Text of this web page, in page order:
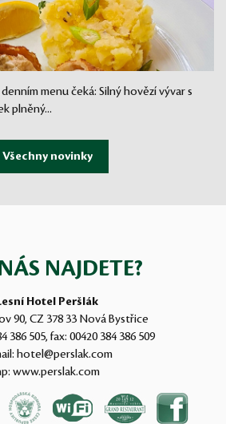
denním menu čeká: Silný hovězí vývar s
plněný...
NAJDETE?
Hotel Peršlák
90, CZ 378 33 Nová Bystřice
386 505, fax: 00420 384 386 509
hotel@perslak.com
www.perslak.com